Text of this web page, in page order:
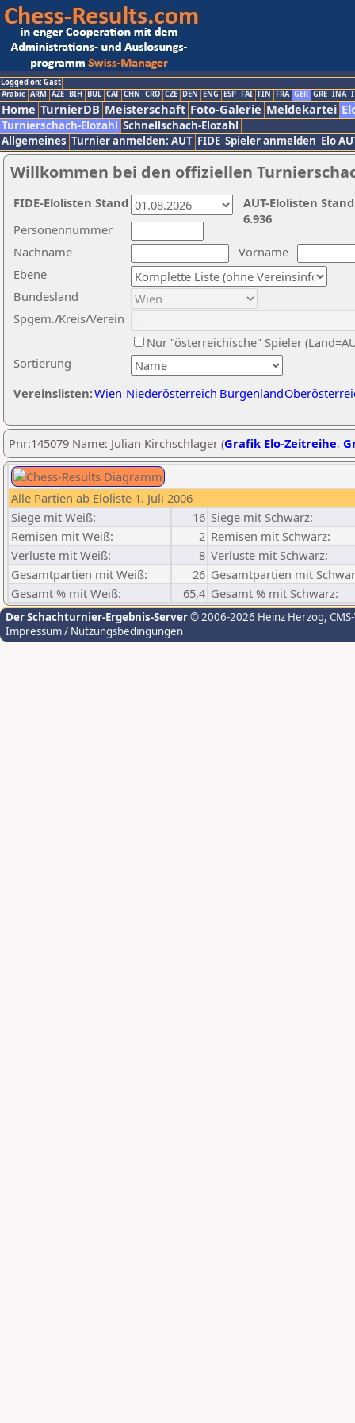
Logged on: Gast
Arabic ARM AZE BIH BUL CAT CHN CRO CZE DEN ENG ESP FAI FIN FRA GER GRE INA
Home TurnierDB Meisterschaft Foto-Galerie Meldekartei
Turnierschach-Elozahl Schnellschach-Elozahl
Allgemeines Turnier anmelden: AUT FIDE Spieler anmelden Elo
Willkommen bei den offiziellen
Nachname
Vorname
Ebene
Sortierung
Personennummer
Bundesland
Spgem./Kreis/Verein
Nur "österreichische" Spieler
Vereinslisten:Wien Niederösterreich Burgenland
AUT-Elolisten
6.936
FIDE-Elolisten Stand
Pnr:145079 Name: Julian Kirchschlager (Grafik Elo-Zeitreihe,
Alle Partien ab Eloliste 1. Juli 2006
Siege mit Weiß:
16 Siege mit Schwarz:
Remisen mit Weiß:
2 Remisen mit Schwarz:
Verluste mit Weiß:
8 Verluste mit Schwarz:
Gesamtpartien mit Weiß:
26 Gesamtpartien mit
Gesamt % mit Weiß:
65,4 Gesamt % mit Schwarz:
Der Schachturnier-Ergebnis-Server© 2006-2026 Heinz Herzog,
Impressum / Nutzungsbedingungen